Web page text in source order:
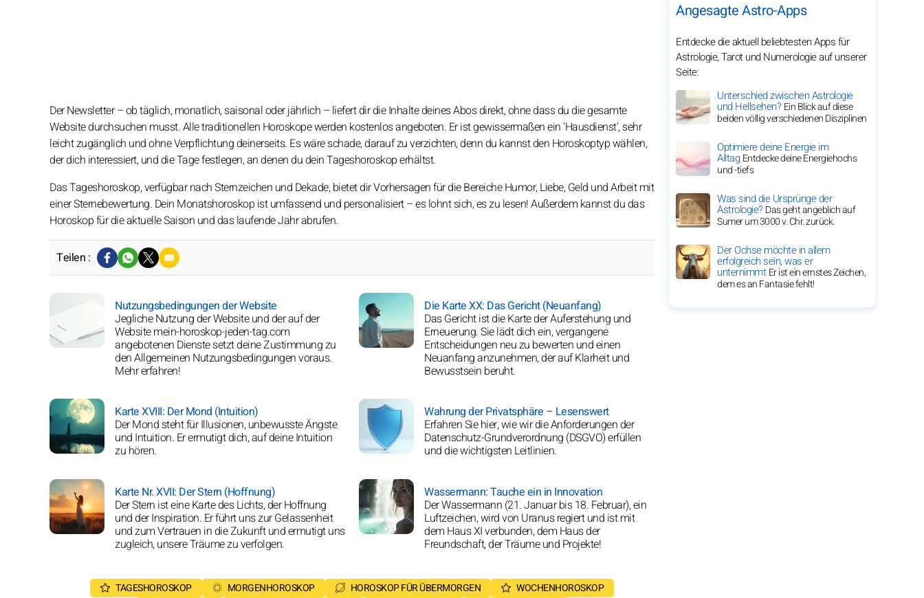
Der Newsletter – ob täglich, monatlich, saisonal oder jährlich – liefert dir die Inhalte deines Abos direkt, ohne dass du die gesamte
Website durchsuchen musst. Alle traditionellen Horoskope werden kostenlos angeboten. Er ist gewissermaßen ein 'Hausdienst', sehr
leicht zugänglich und ohne Verpflichtung deinerseits. Es wäre schade, darauf zu verzichten, denn du kannst den Horoskoptyp wählen,
der dich interessiert, und die Tage festlegen, an denen du dein Tageshoroskop erhältst.
Das Tageshoroskop, verfügbar nach Sternzeichen und Dekade, bietet dir Vorhersagen für die Bereiche Humor, Liebe, Geld und Arbeit mit
einer Sternebewertung. Dein Monatshoroskop ist umfassend und personalisiert – es lohnt sich, es zu lesen! Außerdem kannst du das
Horoskop für die aktuelle Saison und das laufende Jahr abrufen.
Teilen :
Nutzungsbedingungen der Website
Jegliche Nutzung der Website und der auf der
Website mein-horoskop-jeden-tag.com
angebotenen Dienste setzt deine Zustimmung zu
den Allgemeinen Nutzungsbedingungen voraus.
Mehr erfahren!
Die Karte XX: Das Gericht (Neuanfang)
Das Gericht ist die Karte der Auferstehung und
Erneuerung. Sie lädt dich ein, vergangene
Entscheidungen neu zu bewerten und einen
Neuanfang anzunehmen, der auf Klarheit und
Bewusstsein beruht.
Karte XVIII: Der Mond (Intuition)
Der Mond steht für Illusionen, unbewusste Ängste
und Intuition. Er ermutigt dich, auf deine Intuition
zu hören.
Wahrung der Privatsphäre – Lesenswert
Erfahren Sie hier, wie wir die Anforderungen der
Datenschutz-Grundverordnung (DSGVO) erfüllen
und die wichtigsten Leitlinien.
Karte Nr. XVII: Der Stern (Hoffnung)
Der Stern ist eine Karte des Lichts, der Hoffnung
und der Inspiration. Er führt uns zur Gelassenheit
und zum Vertrauen in die Zukunft und ermutigt uns
zugleich, unsere Träume zu verfolgen.
Wassermann: Tauche ein in Innovation
Der Wassermann (21. Januar bis 18. Februar), ein
Luftzeichen, wird von Uranus regiert und ist mit
dem Haus XI verbunden, dem Haus der
Freundschaft, der Träume und Projekte!
TAGESHOROSKOP MORGENHOROSKOP HOROSKOP FÜR ÜBERMORGEN
WOCHENHOROSKOP
Angesagte Astro-Apps
Entdecke die aktuell beliebtesten Apps für
Astrologie, Tarot und Numerologie auf unserer
Seite:
Unterschied zwischen Astrologie
und Hellsehen?Ein Blick auf diese
beiden völlig verschiedenen Disziplinen
Optimiere deine Energie im
AlltagEntdecke deine Energiehochs
und -tiefs
Was sind die Ursprünge der
Astrologie?Das geht angeblich auf
Sumer um 3000 v. Chr. zurück.
Der Ochse möchte in allem
erfolgreich sein, was er
unternimmtEr ist ein ernstes Zeichen,
dem es an Fantasie fehlt!